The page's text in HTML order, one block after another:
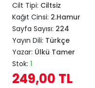
Cilt Tipi: Ciltsiz
Kağıt Cinsi: 2.Hamur
Sayfa Sayısı: 224
Yayın Dili: Türkçe
Yazar: Ülkü Tamer
Stok: 1
249,00 TL